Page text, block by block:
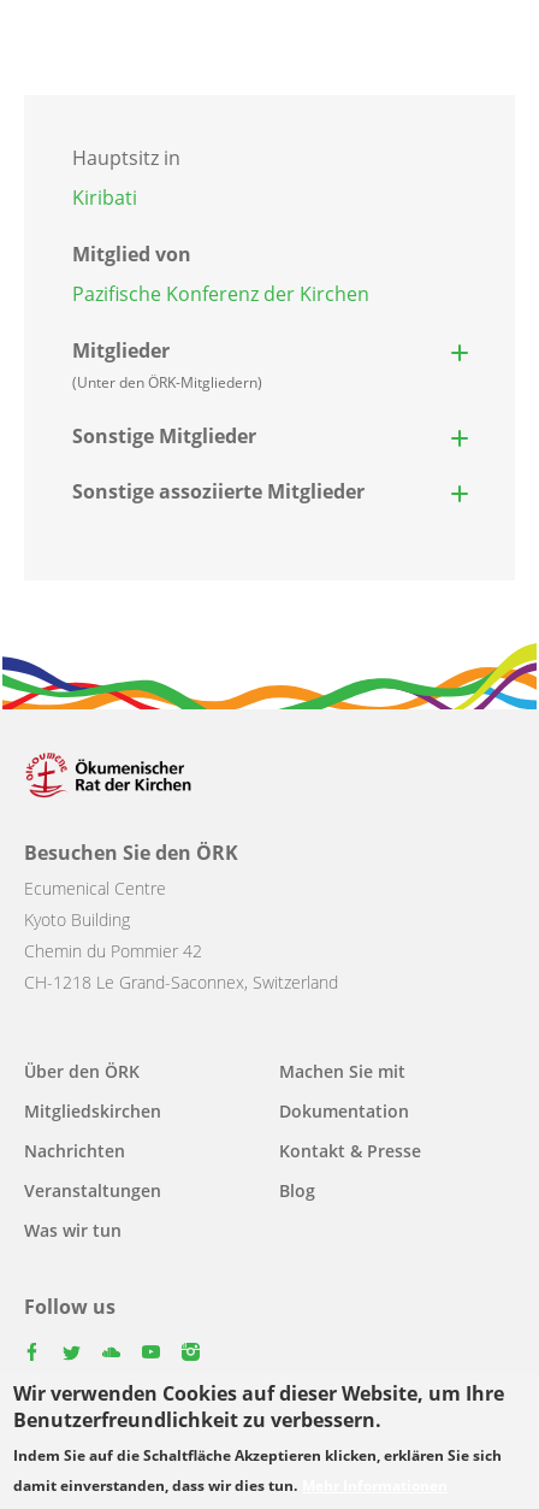
Wir verwenden Cookies auf dieser Website, um Ihre
Benutzerfreundlichkeit zu verbessern.
Indem Sie auf die Schaltfläche Akzeptieren klicken, erklären Sie sich
damit einverstanden, dass wir dies tun.
Hauptsitz in
Kiribati
Mitglied von
Pazifische Konferenz der Kirchen
Mitglieder
(Unter den ÖRK-Mitgliedern)
Sonstige Mitglieder
Sonstige assoziierte Mitglieder
Besuchen Sie den ÖRK
Ecumenical Centre
Kyoto Building
Chemin du Pommier 42
CH-1218 Le Grand-Saconnex, Switzerland
Main
navigation
Über den ÖRK
Mitgliedskirchen
Nachrichten
Veranstaltungen
Was wir tun
Machen Sie mit
Dokumentation
Kontakt & Presse
Blog
Follow us
Select
your
language
Footer
© Copyright WCC 2026
Bedingungen für die Nutzung